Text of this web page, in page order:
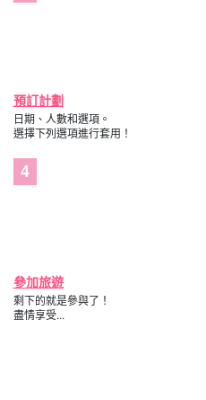
預訂計劃
日期、人數和選項。
選擇下列選項進行套用！
參加旅遊
剩下的就是參與了！
盡情享受...